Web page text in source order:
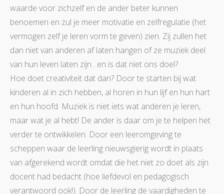
waarde voor zichzelf en de ander beter kunnen
benoemen en zul je meer motivatie en zelfregulatie (het
vermogen zelf je leren vorm te geven) zien. Zij zullen het
dan niet van anderen af laten hangen of ze muziek deel
van hun leven laten zijn…en is dat niet ons doel?
Hoe doet creativiteit dat dan? Door te starten bij wat
kinderen al in zich hebben, al horen in hun lijf en hun hart
en hun hoofd. Muziek is niet iets wat anderen je leren,
maar wat je al hebt! De ander is daar om je te helpen het
verder te ontwikkelen. Door een leeromgeving te
scheppen waar de leerling nieuwsgierig wordt in plaats
van afgerekend wordt omdat die het niet zo doet als zijn
docent had bedacht (hoe liefdevol en pedagogisch
verantwoord ook!). Door de leerling de vaardigheden te